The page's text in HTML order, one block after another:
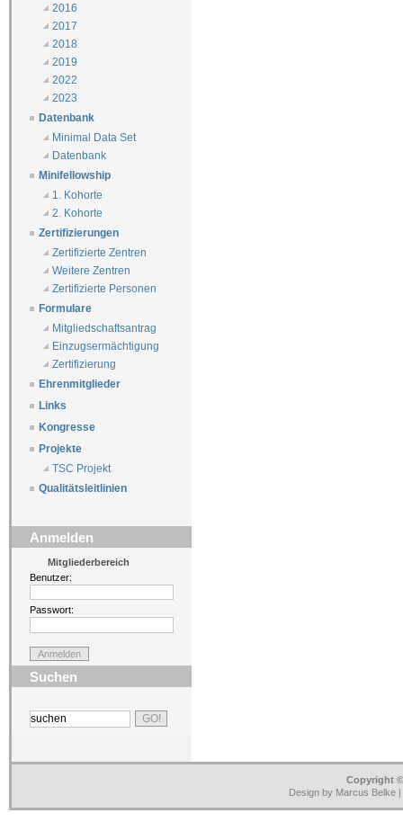
2016
2017
2018
2019
2022
2023
Datenbank
Minimal Data Set
Datenbank
Minifellowship
1. Kohorte
2. Kohorte
Zertifizierungen
Zertifizierte Zentren
Weitere Zentren
Zertifizierte Personen
Formulare
Mitgliedschaftsantrag
Einzugsermächtigung
Zertifizierung
Ehrenmitglieder
Links
Kongresse
Projekte
TSC Projekt
Qualitätsleitlinien
Anmelden
Mitgliederbereich
Benutzer:
Passwort:
Suchen
Copyright
Design by Marcus Belke